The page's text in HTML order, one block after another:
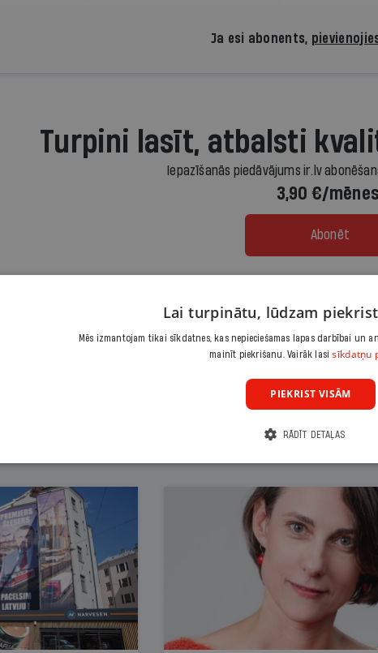
Ja esi abonents,
Turpini lasīt, atbalsti
Iepazīšanās piedāvājums ir.lv
3,90 €/
Abonēt
Lai turpinātu, lūdzam
Mēs izmantojam tikai sīkdatnes, kas nepieciešamas lapas darbībai un
mainīt piekrišanu. Vairāk lasisīkdatņu
PIEKRIST VISĀM
RĀDĪT DETAĻAS